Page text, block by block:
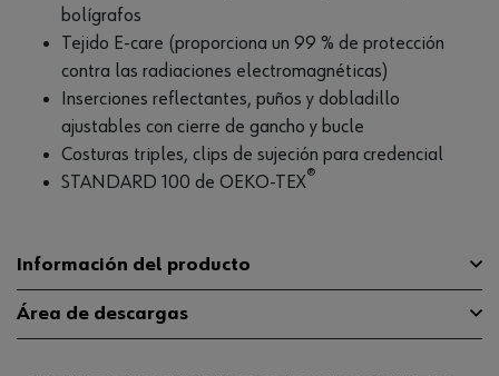
bolígrafos
Tejido E-care (proporciona un 99 % de protección
contra las radiaciones electromagnéticas)
Inserciones reflectantes, puños y dobladillo
ajustables con cierre de gancho y bucle
Costuras triples, clips de sujeción para credencial
STANDARD 100 de OEKO-TEX®
Información del producto
72 % algodón, 25 %
Área de descargas